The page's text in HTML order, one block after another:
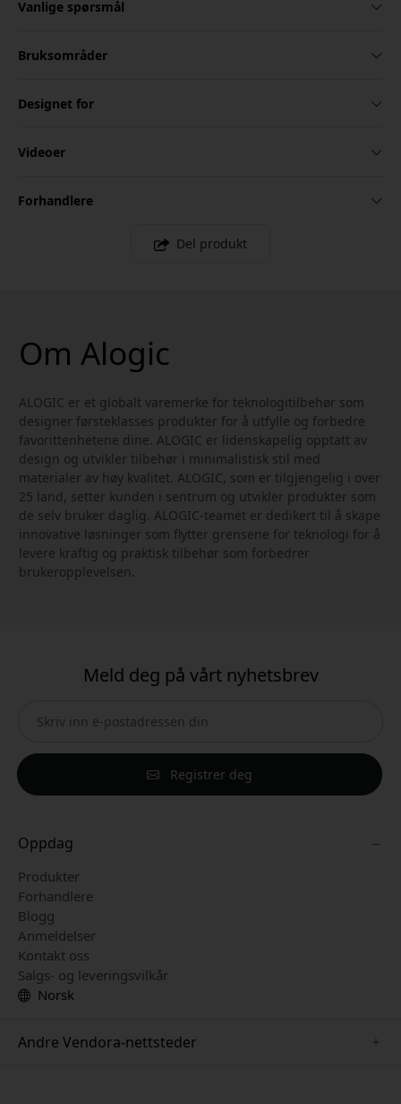
Vanlige spørsmål
Bruksområder
Designet for
Videoer
Forhandlere
Del produkt
Om Alogic
ALOGIC er et globalt varemerke for teknologitilbehør som
designer førsteklasses produkter for å utfylle og forbedre
favorittenhetene dine. ALOGIC er lidenskapelig opptatt av
design og utvikler tilbehør i minimalistisk stil med
materialer av høy kvalitet. ALOGIC, som er tilgjengelig i over
25 land, setter kunden i sentrum og utvikler produkter som
de selv bruker daglig. ALOGIC-teamet er dedikert til å skape
innovative løsninger som flytter grensene for teknologi for å
levere kraftig og praktisk tilbehør som forbedrer
brukeropplevelsen.
Meld deg på vårt nyhetsbrev
Registrer deg
Oppdag
Produkter
Forhandlere
Blogg
Anmeldelser
Kontakt oss
Salgs- og leveringsvilkår
Norsk
Andre Vendora-nettsteder